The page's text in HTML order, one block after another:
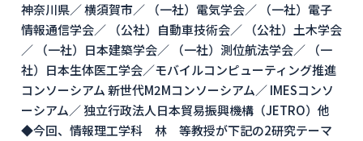
神奈川県／ 横須賀市／ （一社）電気学会／ （一社）電子
情報通信学会／ （公社）自動車技術会／ （公社）土木学会
／ （一社）日本建築学会／ （一社）測位航法学会／ （一
社）日本生体医工学会／モバイルコンピューティング推進
コンソーシアム 新世代M2Mコンソーシアム／ IMESコンソ
ーシアム／ 独立行政法人日本貿易振興機構（JETRO）他
◆今回、情報理工学科 林 等教授が下記の2研究テーマ